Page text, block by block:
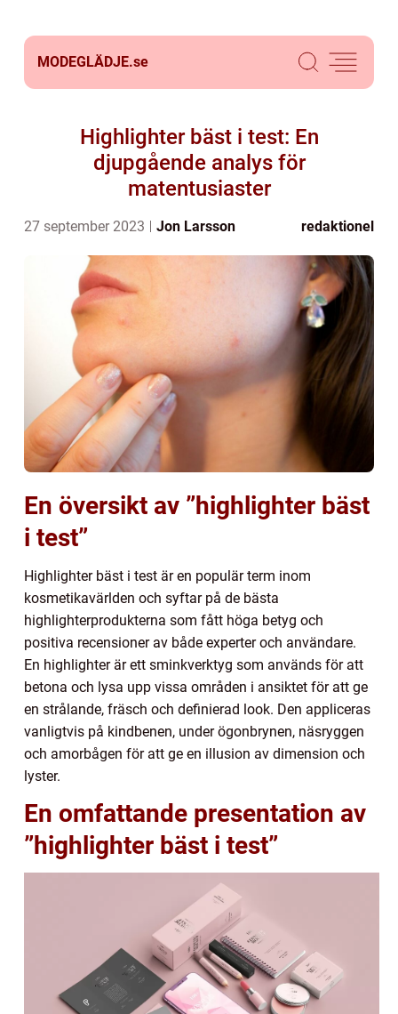
MODEGLÄDJE.se
Highlighter bäst i test: En
djupgående analys för
matentusiaster
27 september 2023 Jon Larsson redaktionel
En översikt av ”highlighter bäst
i test”
Highlighter bäst i test är en populär term inom
kosmetikavärlden och syftar på de bästa
highlighterprodukterna som fått höga betyg och
positiva recensioner av både experter och användare.
En highlighter är ett sminkverktyg som används för att
betona och lysa upp vissa områden i ansiktet för att ge
en strålande, fräsch och definierad look. Den appliceras
vanligtvis på kindbenen, under ögonbrynen, näsryggen
och amorbågen för att ge en illusion av dimension och
lyster.
En omfattande presentation av
”highlighter bäst i test”